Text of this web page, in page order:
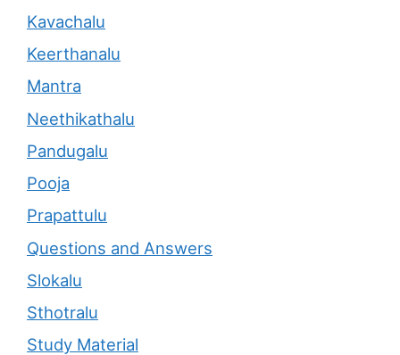
Kavachalu
Keerthanalu
Mantra
Neethikathalu
Pandugalu
Pooja
Prapattulu
Questions and Answers
Slokalu
Sthotralu
Study Material